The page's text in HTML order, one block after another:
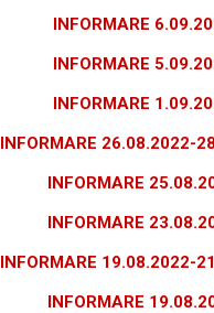
INFORMARE
INFORMARE
INFORMARE
INFORMARE 26.08.2022-
INFORMARE 25.08.
INFORMARE 23.08.
INFORMARE 19.08.2022-21
INFORMARE